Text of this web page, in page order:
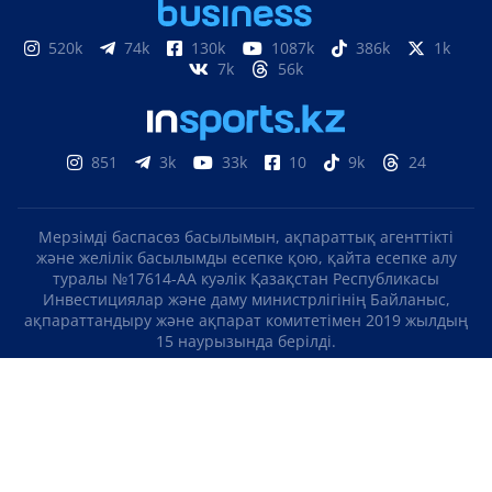
520k 74k 130k 1087k 386k
1k
7k
56k
851 3k 33k 10 9k 24
Мерзімді баспасөз басылымын, ақпараттық агенттікті
және желілік басылымды есепке қою, қайта есепке алу
туралы №17614-АА куәлік Қазақстан Республикасы
Инвестициялар және даму министрлігінің Байланыс,
ақпараттандыру және ақпарат комитетімен 2019 жылдың
15 наурызында берілді.